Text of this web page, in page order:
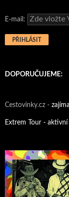
E-mail:
DOPORUČUJEME:
Cestovinky.cz -
Extrem Tour -